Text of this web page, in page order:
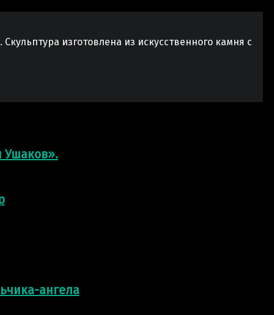
изготовлена из искусственного камня с
Ушаков».
ангела